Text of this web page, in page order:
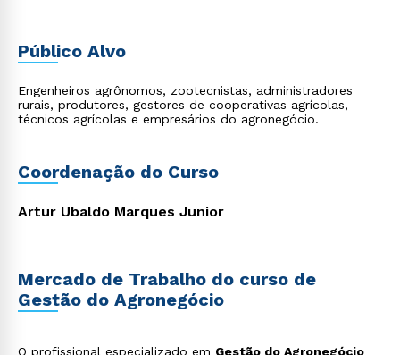
Público Alvo
Engenheiros agrônomos, zootecnistas, administradores
rurais, produtores, gestores de cooperativas agrícolas,
técnicos agrícolas e empresários do agronegócio.
Coordenação do Curso
Artur Ubaldo Marques Junior
Mercado de Trabalho do curso de
Gestão do Agronegócio
O profissional especializado em Gestão do Agronegócio